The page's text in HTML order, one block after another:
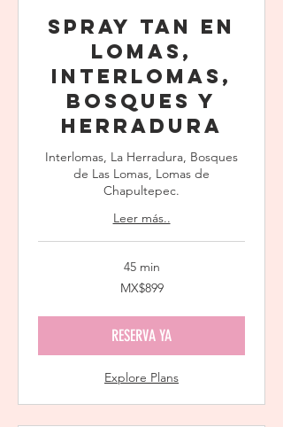
Spray Tan en
Lomas,
Interlomas,
Bosques y
Herradura
Interlomas, La Herradura, Bosques
de Las Lomas, Lomas de
Chapultepec.
Leer más..
45 min
MX$899
RESERVA YA
Explore Plans